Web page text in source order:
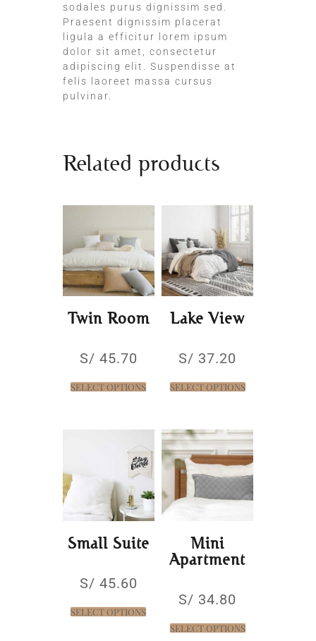
sodales purus dignissim sed.
Praesent dignissim placerat
ligula a efficitur lorem ipsum
dolor sit amet, consectetur
adipiscing elit. Suspendisse at
felis laoreet massa cursus
pulvinar.
Related products
Twin Room
S/ 45.70
SELECT OPTIONS
Lake View
S/ 37.20
SELECT OPTIONS
Small Suite
S/ 45.60
SELECT OPTIONS
Mini
Apartment
S/ 34.80
SELECT OPTIONS